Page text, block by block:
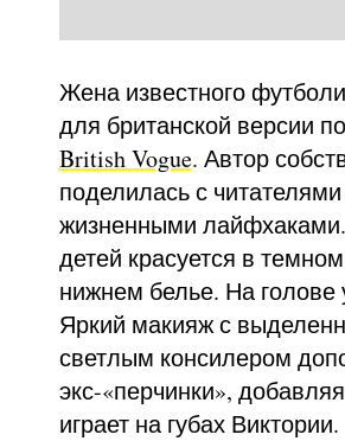
Жена известного
для британской версии
British Vogue. Автор
поделилась с
жизненными
детей красуется в
нижнем белье. На голове
Яркий макияж с
светлым консилером
экс-«перчинки»,
играет на губах Виктории.